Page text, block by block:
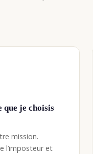
je choisis
mission.
l’imposteur et